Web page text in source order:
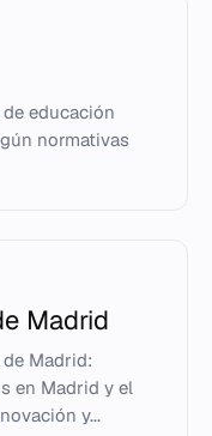
educación
normativas
Madrid
Madrid:
en Madrid y el
y...